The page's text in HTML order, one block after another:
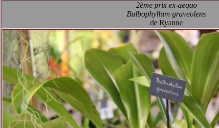
2ème prix ex-aequo
Bulbophyllum graveolens
de Ryanne